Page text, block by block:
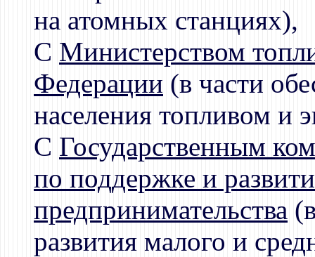
на атомных станциях),
С Министерством
Федерации (в части
населения топливом и
С Государственным
по поддержке и
предпринимательства
развития малого и